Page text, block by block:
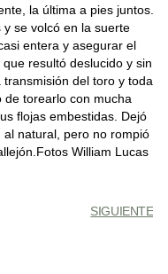
la última a pies juntos.
se volcó en la suerte
entera y asegurar el
resultó deslucido y sin
del toro y toda
torearlo con mucha
flojas embestidas. Dejó
natural, pero no rompió
William Lucas
SIGUIENTE